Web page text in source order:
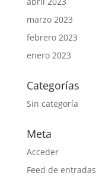
marzo 2023
febrero 2023
enero 2023
Categorías
Sin categoría
Meta
Acceder
Feed de entradas